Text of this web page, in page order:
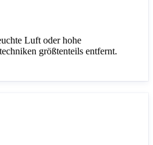
Luft oder hohe
größtenteils entfernt.